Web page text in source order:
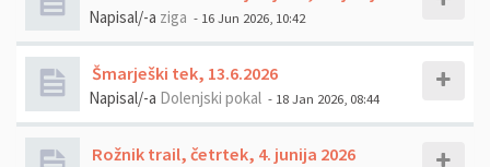
Napisal/-a ziga - 16 Jun 2026, 10:42
Šmarješki tek, 13.6.2026
Napisal/-a Dolenjski pokal - 18 Jan 2026, 08:44
Rožnik trail, četrtek, 4. junija 2026